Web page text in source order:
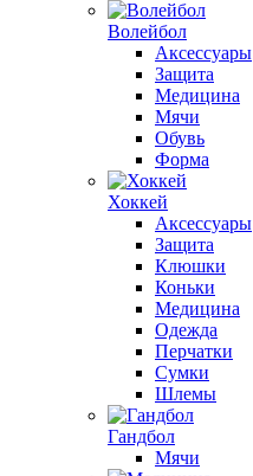
Волейбол
Аксессуары
Защита
Медицина
Мячи
Обувь
Форма
Хоккей
Аксессуары
Защита
Клюшки
Коньки
Медицина
Одежда
Перчатки
Сумки
Шлемы
Гандбол
Мячи